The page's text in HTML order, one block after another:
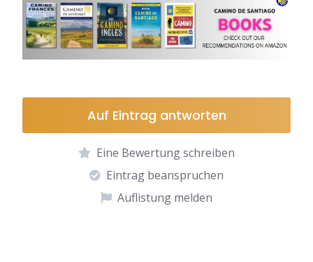
Auf Eintrag antworten
Eine Bewertung schreiben
Eintrag beanspruchen
Auflistung melden